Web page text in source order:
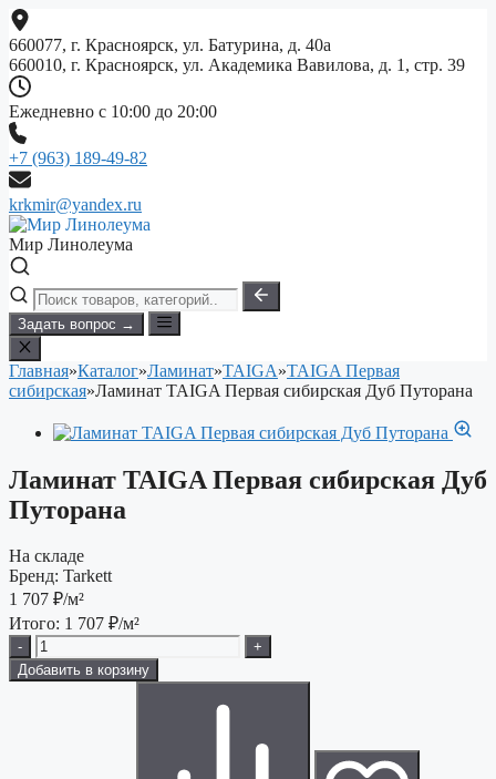
Перейти
к
содержимому
660077, г. Красноярск, ул. Батурина, д. 40а
660010, г. Красноярск, ул. Академика Вавилова, д. 1, стр. 39
Ежедневно с 10:00 до 20:00
+7 (963) 189-49-82
krkmir@yandex.ru
Мир Линолеума
Задать вопрос →
Главная»Каталог»Ламинат»TAIGA»TAIGA Первая
сибирская»Ламинат TAIGA Первая сибирская Дуб Путорана
Ламинат TAIGA Первая сибирская Дуб
Путорана
На складе
Бренд: Tarkett
1 707 ₽/м²
Итого: 1 707 ₽/м²
-
+
Добавить в корзину